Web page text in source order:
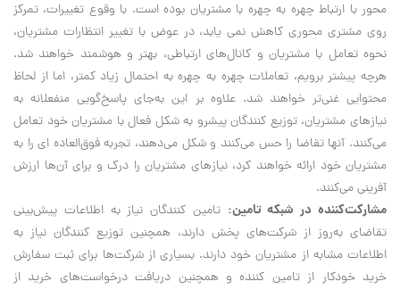
محور با ارتباط چهره به چهره با مشتریان بوده است. با وقوع تغییرات، تمرکز
روی مشتری محوری کاهش نمی یابد، در عوض با تغییر انتظارات مشتریان،
نحوه تعامل با مشتریان و کانال‌های ارتباطی، بهتر و هوشمند خواهند شد.
هرچه پیشتر برویم، تعاملات چهره به چهره به احتمال زیاد کمتر، اما از لحاظ
محتوایی غنی‌تر خواهند شد. علاوه بر این به‌جای پاسخ‌گویی منفعلانه به
نیازهای مشتریان، توزیع کنندگان پیشرو به شکل فعال با مشتریان خود تعامل
می‌کنند. آنها تقاضا را حس می‌کنند و شکل می‌دهند، تجربه فوق‌العاده ای را به
مشتریان خود ارائه خواهند کرد، نیازهای مشتریان را درک و برای آن‌ها ارزش
آفرینی می‌کنند.
مشارکت‌کننده در شبکه تامین: تامین کنندگان نیاز به اطلاعات پیش‌بینی
تقاضای به‌روز از شرکت‌های پخش دارند، همچنین توزیع کنندگان نیاز به
اطلاعات مشابه از مشتریان خود دارند. بسیاری از شرکت‌ها برای ثبت سفارش
خرید خودکار از تامین کننده و همچنین دریافت درخواست‌های خرید از